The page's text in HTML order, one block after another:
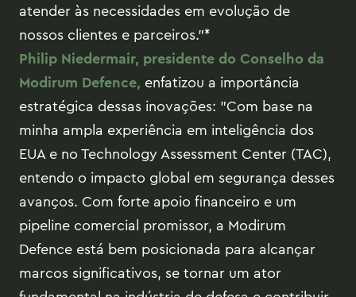
atender às necessidades em evolução de
nossos clientes e parceiros."*
Philip Niedermair, presidente do Conselho da
Modirum Defence, enfatizou a importância
estratégica dessas inovações: "Com base na
minha ampla experiência em inteligência dos
EUA e no Technology Assessment Center (TAC),
entendo o impacto global em segurança desses
avanços. Com forte apoio financeiro e um
pipeline comercial promissor, a Modirum
Defence está bem posicionada para alcançar
marcos significativos, se tornar um ator